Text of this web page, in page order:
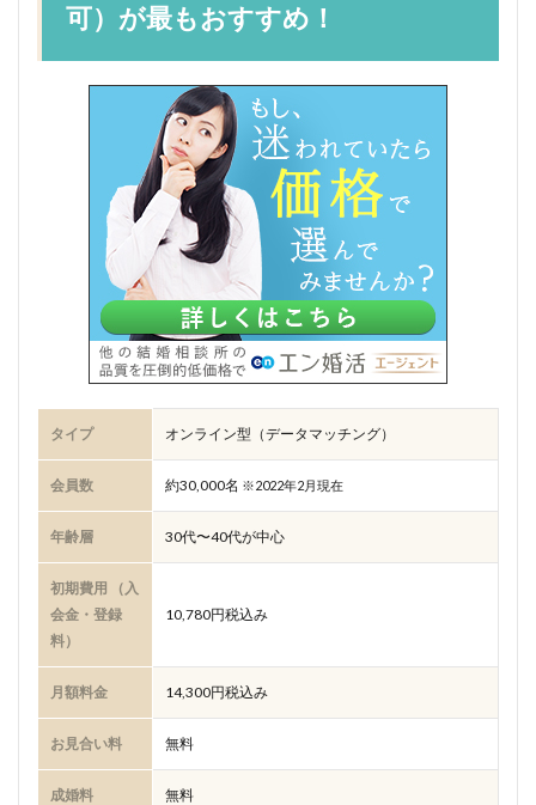
可）が最もおすすめ！
タイプ オンライン型（データマッチング）
会員数 約30,000名 ※2022年2月現在
年齢層 30代〜40代が中心
初期費用 （入
会金・登録
料）
10,780円税込み
月額料金 14,300円税込み
お見合い料 無料
成婚料 無料